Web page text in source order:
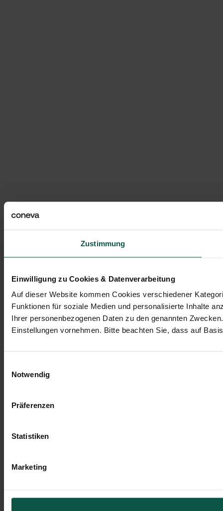
Zustimmung
Einwilligung zu Cookies & Datenverarbeitung
Auf dieser Website kommen Cookies verschiedener
Funktionen für soziale Medien und personalisierte Inhalte
Ihrer personenbezogenen Daten zu den genannten
Einstellungen vornehmen. Bitte beachten Sie, dass auf
Notwendig
Präferenzen
Statistiken
Marketing